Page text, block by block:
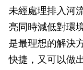
未經處理排入河
亮同時減低對環
是最理想的解決
快捷，又可以做